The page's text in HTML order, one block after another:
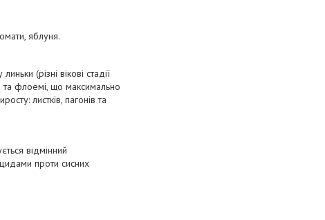
яблуня.
(різні вікові стадії
та флоемі, що максимально
листків, пагонів та
відмінний
проти сисних